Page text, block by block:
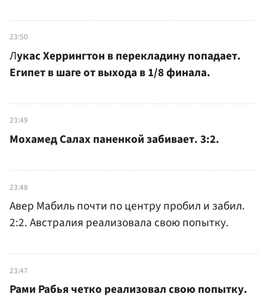
23:50
Лукас Херрингтон в перекладину попадает.
Египет в шаге от выхода в 1/8 финала.
23:49
Мохамед Салах паненкой забивает. 3:2.
23:48
Авер Мабиль почти по центру пробил и забил.
2:2. Австралия реализовала свою попытку.
23:47
Рами Рабья четко реализовал свою попытку.